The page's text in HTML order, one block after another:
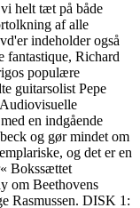
helt tæt på både
af alle
indeholder også
fantastique, Richard
populære
guitarsolist Pepe
en indgående
og gør mindet om
og det er en
Bokssættet
om Beethovens
Rasmussen. DISK 1: